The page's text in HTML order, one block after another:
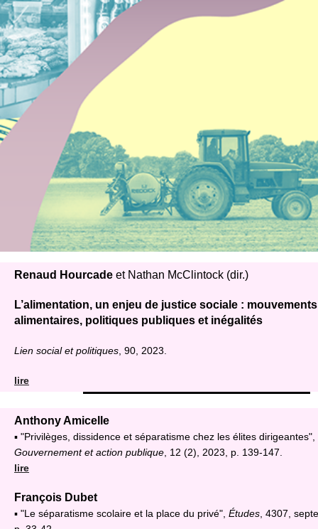
Renaud Hourcade et Nathan McClintock (dir.)
L’alimentation, un enjeu de justice sociale : mouvements
alimentaires, politiques publiques et inégalités
Lien social et politiques , 90, 2023.
lire
Anthony Amicelle
▪ "Privilèges, dissidence et séparatisme chez les élites dirigeantes",
Gouvernement et action publique , 12 (2), 2023, p. 139-147.
lire
François Dubet
▪ "Le séparatisme scolaire et la place du privé", Études , 4307,